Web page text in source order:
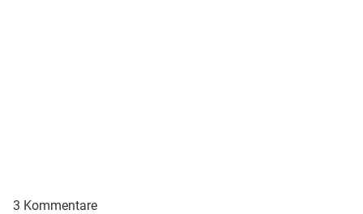
3 Kommentare